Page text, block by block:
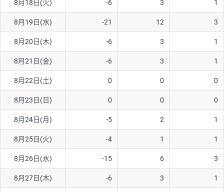
8月18日(火) -6 3 1
8月19日(水) -21 12 3
8月20日(木) -6 3 1
8月21日(金) -6 3 1
8月22日(土) 0 0 0
8月23日(日) 0 0 0
8月24日(月) -5 2 1
8月25日(火) -4 1 1
8月26日(水) -15 6 3
8月27日(木) -6 3 1